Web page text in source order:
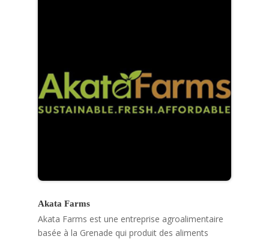
Akata Farms
Akata Farms est une entreprise agroalimentaire
basée à la Grenade qui produit des aliments